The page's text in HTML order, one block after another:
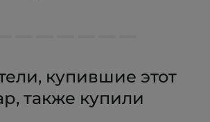
купившие этот
также купили